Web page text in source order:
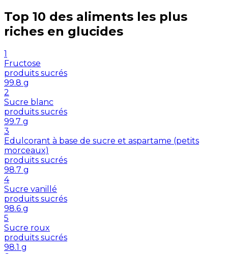
Top 10 des aliments les plus
riches en glucides
1
Fructose
produits sucrés
99.8 g
2
Sucre blanc
produits sucrés
99.7 g
3
Edulcorant à base de sucre et aspartame (petits
morceaux)
produits sucrés
98.7 g
4
Sucre vanillé
produits sucrés
98.6 g
5
Sucre roux
produits sucrés
98.1 g